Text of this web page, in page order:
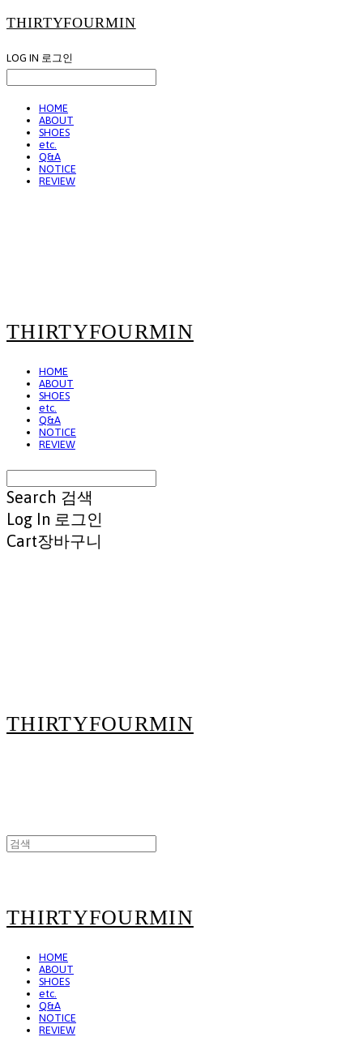
THIRTYFOURMIN
LOG IN 로그인
HOME
ABOUT
SHOES
etc.
Q&A
NOTICE
REVIEW
THIRTYFOURMIN
HOME
ABOUT
SHOES
etc.
Q&A
NOTICE
REVIEW
Search 검색
Log In 로그인
Cart장바구니
THIRTYFOURMIN
THIRTYFOURMIN
HOME
ABOUT
SHOES
etc.
Q&A
NOTICE
REVIEW